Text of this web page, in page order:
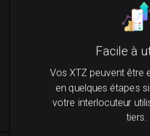
Facile à
Vos XTZ peuvent être
en quelques étapes
votre interlocuteur
tiers.